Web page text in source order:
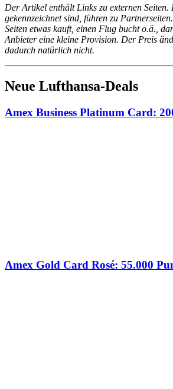
Der Artikel enthält Links zu externen
gekennzeichnet sind, führen zu
Seiten etwas kauft, einen Flug bucht o.ä.,
Anbieter eine kleine Provision. Der Preis
dadurch natürlich nicht.
Neue Lufthansa-Deals
Amex Business Platinum Card:
Amex Gold Card Rosé: 55.000